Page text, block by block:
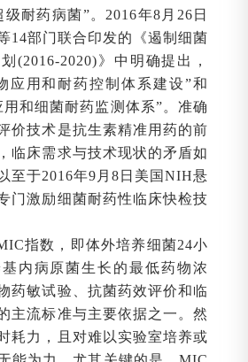
耐药病菌”。2016年8月26日
14部门联合印发的《遏制细菌
(2016-2020)》中明确提出，
应用和耐药控制体系建设”和
和细菌耐药监测体系”。准确
价技术是抗生素精准用药的前
临床需求与技术现状的矛盾如
至于2016年9月8日美国NIH悬
门激励细菌耐药性临床快检技
指数，即体外培养细菌24小
内病原菌生长的最低药物浓
药敏试验、抗菌药效评价和临
主流标准与主要依据之一。然
耗力，且对难以实验室培养或